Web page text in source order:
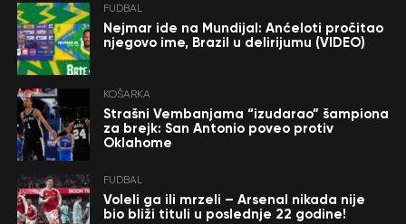
FUDBAL
Nejmar ide na Mundijal: Anćeloti pročitao
njegovo ime, Brazil u delirijumu (VIDEO)
KOŠARKA
Strašni Vembanjama “izudarao” šampiona
za brejk: San Antonio poveo protiv
Oklahome
FUDBAL
Voleli ga ili mrzeli – Arsenal nikada nije
bio bliži tituli u poslednje 22 godine!